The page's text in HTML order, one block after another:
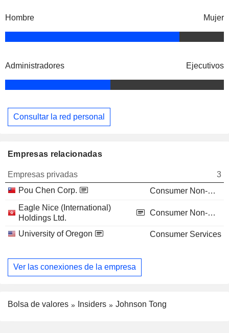
Hombre Mujer
Administradores Ejecutivos
Consultar la red personal
Empresas relacionadas
Empresas privadas
3
Pou Chen Corp.
Consumer Non-Durables
Eagle Nice (International)
Holdings Ltd.
Consumer Non-Durables
University of Oregon Consumer Services
Ver las conexiones de la empresa
Bolsa de valores Insiders Johnson Tong